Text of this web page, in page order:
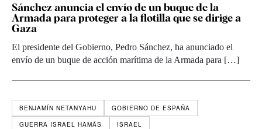
Sánchez anuncia el envío de un buque de la
Armada para proteger a la flotilla que se dirige a
Gaza
El presidente del Gobierno, Pedro Sánchez, ha anunciado el
envío de un buque de acción marítima de la Armada para […]
BENJAMÍN NETANYAHU
GOBIERNO DE ESPAÑA
GUERRA ISRAEL HAMÁS
ISRAEL